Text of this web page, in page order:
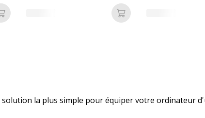
Ajouter au panier Ajouter au panier
solution la plus simple pour équiper votre ordinateur